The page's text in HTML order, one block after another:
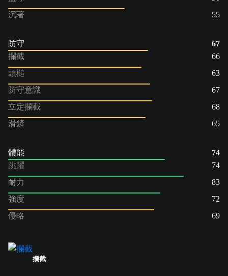
沉著
55
防守
67
攔截
66
頭槌
63
防守意識
67
立定攔截
68
滑鏟
65
體能
74
跳躍
74
耐力
83
強度
72
侵略
69
攔截